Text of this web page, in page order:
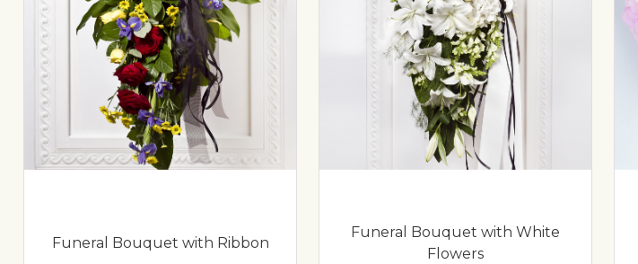
Funeral Bouquet with Ribbon
Funeral Bouquet with White
Flowers